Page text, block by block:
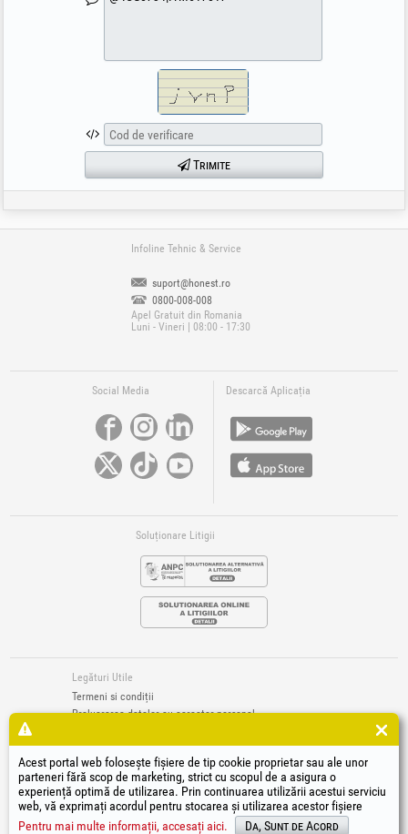
Trimite
Infoline Tehnic & Service
suport@honest.ro
0800-008-008
Apel Gratuit din Romania
Luni - Vineri | 08:00 - 17:30
Social Media Descarcă Aplicația
Soluționare Litigii
Legături Utile
Termeni si condiții
Prelucrarea datelor cu caracter personal
Datele de identificare ale societății
Autoritatea națională pentru protecția consumatorilor
Soluționarea online a litigiilor
HGT ®, EvoTools® , EvoSanitary®, EvoTools +Plus®, EvoSanitary +Plus®, EvoSelect®, EPTO®, EPTO Plus
PowerForProfessionals
și siglele acestora sunt mărci înregistrate Honest General Trading SRL.
Copyright 1994-2026Honest General Trading SRL. Toate drepturile rezervate. CUI: 6615609,
Acest portal web folosește fișiere de tip cookie proprietar sau ale unor
parteneri fără scop de marketing, strict cu scopul de a asigura o
experiență optimă de utilizarea. Prin continuarea utilizării acestui serviciu
web, vă exprimați acordul pentru stocarea și utilizarea acestor fișiere
Pentru mai multe informații, accesați aici.
Da, Sunt de Acord